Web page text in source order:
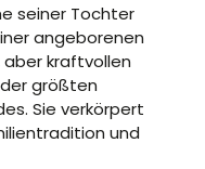
seiner Tochter
angeborenen
aber kraftvollen
größten
Sie verkörpert
und